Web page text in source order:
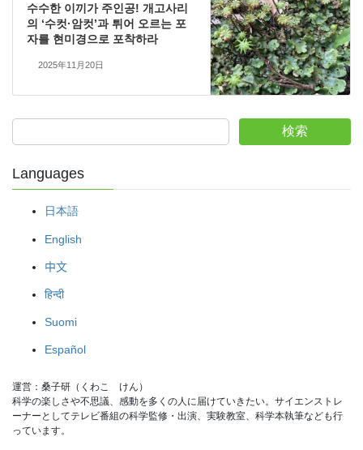
수수한 이끼가 주인공! 개고사리
의 ‘수컷·암컷’과 튀어 오르는 포
자를 현미경으로 포착하라
2025年11月20日
検索
Languages
日本語
English
中文
हिन्दी
Suomi
Español
運営：桑子研（くわこ　けん）
科学の楽しさや不思議、感動を多くの人に届けていきたい。サイエンストレ
ーナーとしてテレビ番組の科学監修・出演、実験教室、科学本執筆なども行
っています。